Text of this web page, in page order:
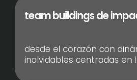
team buildings de
desde el corazón con
inolvidables centradas en